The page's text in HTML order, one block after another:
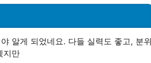
알게 되었네요. 다들 실력도 좋고, 분위
지만